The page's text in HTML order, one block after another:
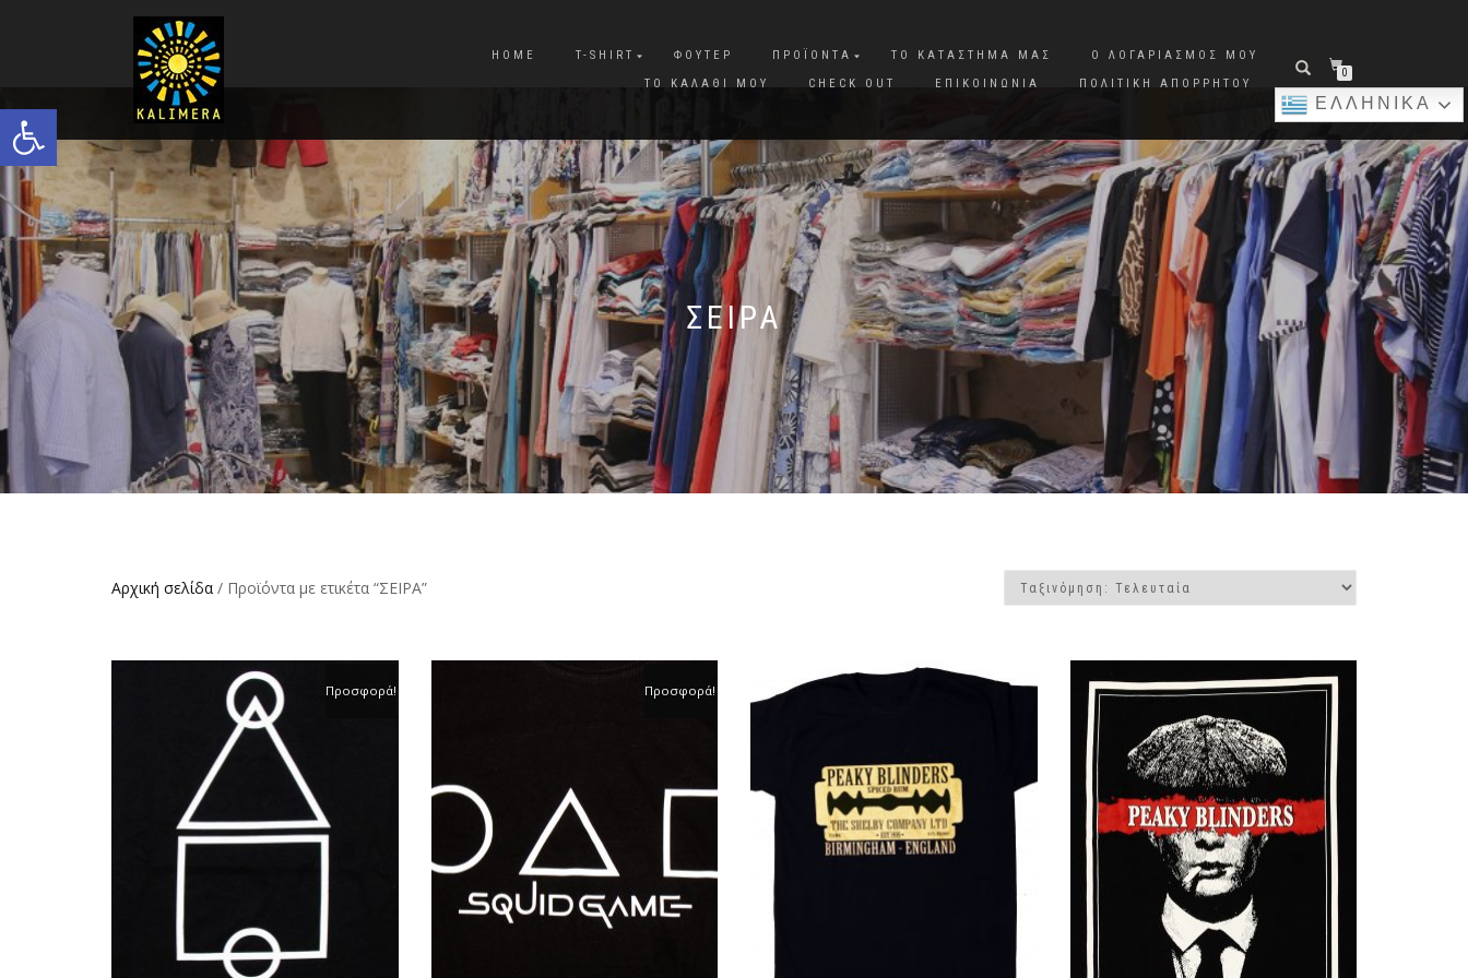
Ανοίξτε τη γραμμή εργαλείων
HOME T-SHIRT ΦΟΎΤΕΡ ΠΡΟΪΌΝΤΑ ΤΟ ΚΑΤΆΣΤΗΜΑ ΜΑΣ
Ο ΛΟΓΑΡΙΑΣΜΌΣ ΜΟΥ
ΤΟ ΚΑΛΆΘΙ ΜΟΥ
CHECK OUT ΕΠΙΚΟΙΝΩΝΊΑ ΠΟΛΙΤΙΚΉ ΑΠΟΡΡΉΤΟΥ
ΕΛΛΗΝΙΚΆ
0
ΣΕΙΡΑ
Αρχική σελίδα / Προϊόντα με ετικέτα “ΣΕΙΡΑ”
Προσφορά! Προσφορά!